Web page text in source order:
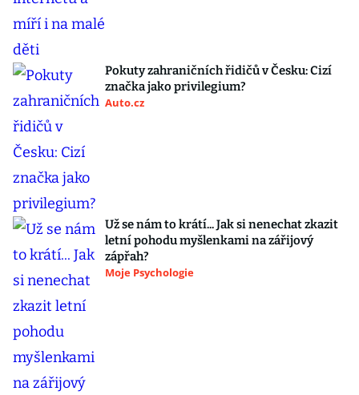
Pokuty zahraničních řidičů v Česku: Cizí
značka jako privilegium?
Auto.cz
Už se nám to krátí... Jak si nenechat zkazit
letní pohodu myšlenkami na zářijový
zápřah?
Moje Psychologie